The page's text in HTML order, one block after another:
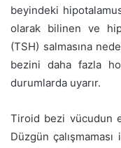
beyindeki
olarak bilinen ve
(TSH) salmasına
bezini daha fazla
durumlarda uyarır.
Tiroid bezi vücudun
Düzgün